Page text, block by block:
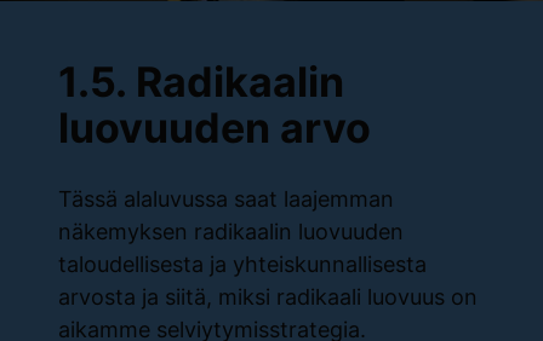
1.5. Radikaalin
luovuuden arvo
Tässä alaluvussa saat laajemman
näkemyksen radikaalin luovuuden
taloudellisesta ja yhteiskunnallisesta
arvosta ja siitä, miksi radikaali luovuus on
aikamme selviytymisstrategia.